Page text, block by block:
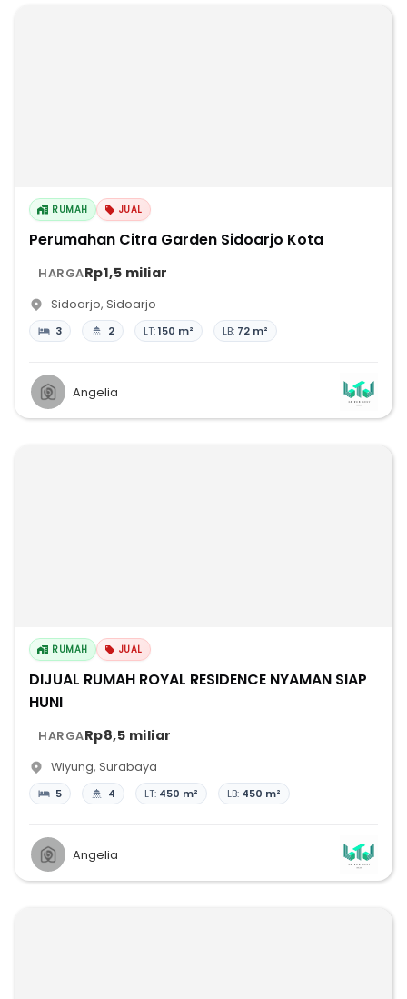
RUMAH JUAL
Perumahan Citra Garden Sidoarjo Kota
HARGARp1,5 miliar
Sidoarjo, Sidoarjo
3 2 LT:150 m² LB: 72 m²
Angelia
RUMAH JUAL
DIJUAL RUMAH ROYAL RESIDENCE NYAMAN SIAP
HUNI
HARGARp8,5 miliar
Wiyung, Surabaya
5 4 LT: 450 m² LB: 450 m²
Angelia